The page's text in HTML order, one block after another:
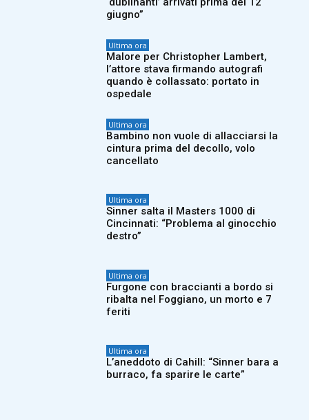
giugno”
Ultima ora
Malore per Christopher Lambert,
l’attore stava firmando autografi
quando è collassato: portato in
ospedale
Ultima ora
Bambino non vuole di allacciarsi la
cintura prima del decollo, volo
cancellato
Ultima ora
Sinner salta il Masters 1000 di
Cincinnati: “Problema al ginocchio
destro”
Ultima ora
Furgone con braccianti a bordo si
ribalta nel Foggiano, un morto e 7
feriti
Ultima ora
L’aneddoto di Cahill: “Sinner bara a
burraco, fa sparire le carte”